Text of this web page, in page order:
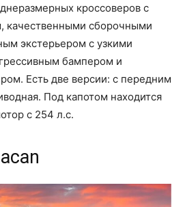
кроссоверов с
качественными сборочными
экстерьером с узкими
бампером и
Есть две версии: с передним
Под капотом находится
с 254 л.с.